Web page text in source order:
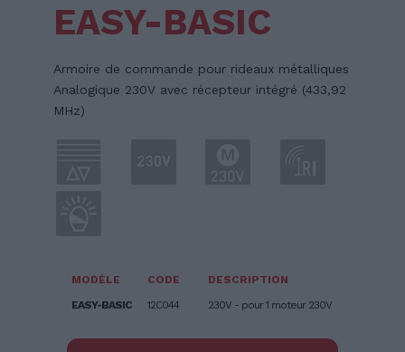
EASY-BASIC
Armoire de commande pour rideaux métalliques
Analogique 230V avec récepteur intégré (433,92
MHz)
MODÈLE CODE
DESCRIPTION
EASY-BASIC
12C044 230V - pour 1 moteur 230V